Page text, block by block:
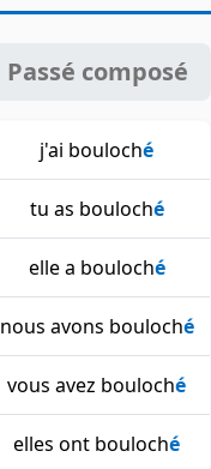
Passé composé
j'ai bouloché
tu as bouloché
elle a bouloché
nous avons bouloché
vous avez bouloché
elles ont bouloché